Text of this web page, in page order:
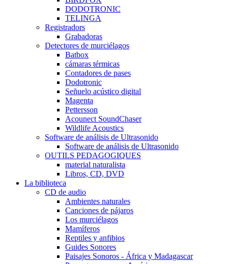
DODOTRONIC
TELINGA
Registradors
Grabadoras
Detectores de murciélagos
Batbox
cámaras térmicas
Contadores de pases
Dodotronic
Señuelo acústico digital
Magenta
Pettersson
Acounect SoundChaser
Wildlife Acoustics
Software de análisis de Ultrasonido
Software de análisis de Ultrasonido
OUTILS PEDAGOGIQUES
material naturalista
Libros, CD, DVD
La biblioteca
CD de audio
Ambientes naturales
Canciones de pájaros
Los murciélagos
Mamíferos
Reptiles y anfibios
Guides Sonores
Paisajes Sonoros - África y Madagascar